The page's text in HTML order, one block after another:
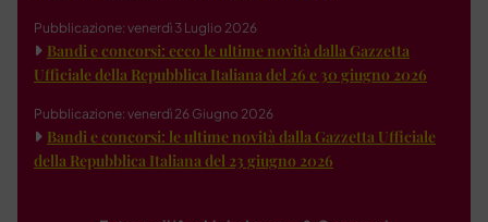
Pubblicazione: venerdì 3 Luglio 2026
Bandi e concorsi: ecco le ultime novità dalla Gazzetta
Ufficiale della Repubblica Italiana del 26 e 30 giugno 2026
Pubblicazione: venerdì 26 Giugno 2026
Bandi e concorsi: le ultime novità dalla Gazzetta Ufficiale
della Repubblica Italiana del 23 giugno 2026